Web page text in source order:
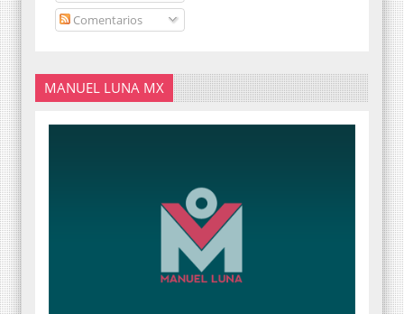
Comentarios
MANUEL LUNA MX